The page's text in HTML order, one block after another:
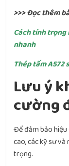
>>> Đọc thêm
Cách tính
nhanh
Thép tấm
Lưu ý
cường
Để đảm bảo
cao, các kỹ sư
trọng.